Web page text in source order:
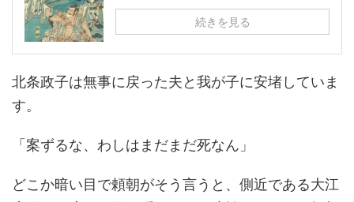
続きを見る
北条政子は無事に戻った夫と我が子に安堵していま
す。
「案ずるな、わしはまだまだ死なん」
どこか暗い目で頼朝がそう言うと、側近である大江